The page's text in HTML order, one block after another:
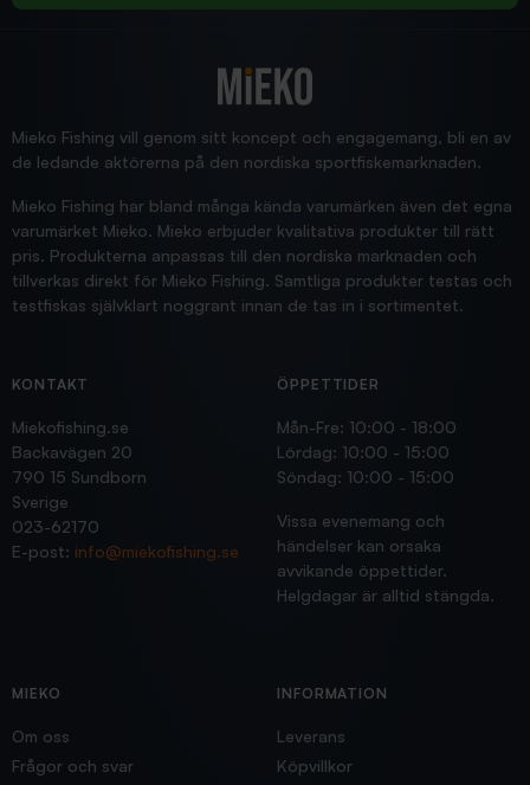
Jensa
Mieko Fishing vill genom sitt koncept och engagemang, bli en av
de ledande aktörerna på den nordiska sportfiskemarknaden.
Mieko Fishing har bland många kända varumärken även det egna
varumärket Mieko. Mieko erbjuder kvalitativa produkter till rätt
pris. Produkterna anpassas till den nordiska marknaden och
tillverkas direkt för Mieko Fishing. Samtliga produkter testas och
testfiskas självklart noggrant innan de tas in i sortimentet.
KONTAKT
Miekofishing.se
Backavägen 20
790 15 Sundborn
Sverige
023-62170
E-post: info@miekofishing.se
ÖPPETTIDER
Mån-Fre: 10:00 - 18:00
Lördag: 10:00 - 15:00
Söndag: 10:00 - 15:00
Vissa evenemang och
händelser kan orsaka
avvikande öppettider.
Helgdagar är alltid stängda.
MIEKO
Om oss
Frågor och svar
INFORMATION
Leverans
Köpvillkor